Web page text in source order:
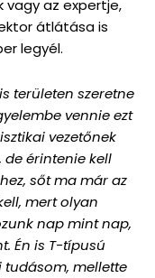
vagy az expertje,
átlátása is
legyél.
területen szeretne
vennie ezt
vezetőnek
de érintenie kell
sőt ma már az
mert olyan
nap mint nap,
Én is T-típusú
tudásom, mellette